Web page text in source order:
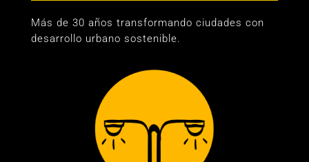
Más de 30 años transformando ciudades con
desarrollo urbano sostenible.